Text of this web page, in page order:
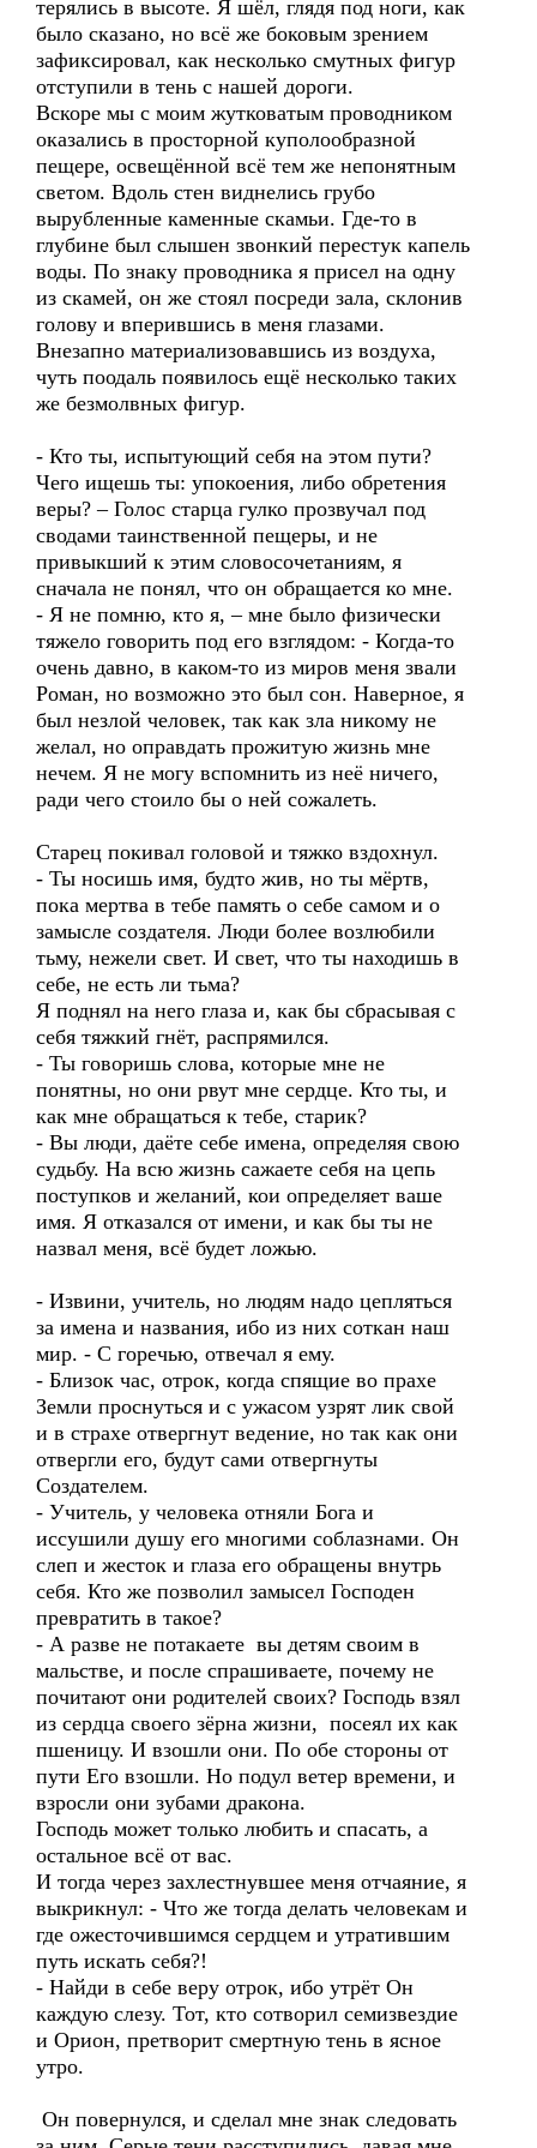
терялись в высоте. Я шёл, глядя под ноги, как
было сказано, но всё же боковым зрением
зафиксировал, как несколько смутных фигур
отступили в тень с нашей дороги.
Вскоре мы с моим жутковатым проводником
оказались в просторной куполообразной
пещере, освещённой всё тем же непонятным
светом. Вдоль стен виднелись грубо
вырубленные каменные скамьи. Где-то в
глубине был слышен звонкий перестук капель
воды. По знаку проводника я присел на одну
из скамей, он же стоял посреди зала, склонив
голову и вперившись в меня глазами.
Внезапно материализовавшись из воздуха,
чуть поодаль появилось ещё несколько таких
же безмолвных фигур.
- Кто ты, испытующий себя на этом пути?
Чего ищешь ты: упокоения, либо обретения
веры? – Голос старца гулко прозвучал под
сводами таинственной пещеры, и не
привыкший к этим словосочетаниям, я
сначала не понял, что он обращается ко мне.
- Я не помню, кто я, – мне было физически
тяжело говорить под его взглядом: - Когда-то
очень давно, в каком-то из миров меня звали
Роман, но возможно это был сон. Наверное, я
был незлой человек, так как зла никому не
желал, но оправдать прожитую жизнь мне
нечем. Я не могу вспомнить из неё ничего,
ради чего стоило бы о ней сожалеть.
Старец покивал головой и тяжко вздохнул.
- Ты носишь имя, будто жив, но ты мёртв,
пока мертва в тебе память о себе самом и о
замысле создателя. Люди более возлюбили
тьму, нежели свет. И свет, что ты находишь в
себе, не есть ли тьма?
Я поднял на него глаза и, как бы сбрасывая с
себя тяжкий гнёт, распрямился.
- Ты говоришь слова, которые мне не
понятны, но они рвут мне сердце. Кто ты, и
как мне обращаться к тебе, старик?
- Вы люди, даёте себе имена, определяя свою
судьбу. На всю жизнь сажаете себя на цепь
поступков и желаний, кои определяет ваше
имя. Я отказался от имени, и как бы ты не
назвал меня, всё будет ложью.
- Извини, учитель, но людям надо цепляться
за имена и названия, ибо из них соткан наш
мир. - С горечью, отвечал я ему.
- Близок час, отрок, когда спящие во прахе
Земли проснуться и с ужасом узрят лик свой
и в страхе отвергнут ведение, но так как они
отвергли его, будут сами отвергнуты
Создателем.
- Учитель, у человека отняли Бога и
иссушили душу его многими соблазнами. Он
слеп и жесток и глаза его обращены внутрь
себя. Кто же позволил замысел Господен
превратить в такое?
- А разве не потакаете вы детям своим в
мальстве, и после спрашиваете, почему не
почитают они родителей своих? Господь взял
из сердца своего зёрна жизни, посеял их как
пшеницу. И взошли они. По обе стороны от
пути Его взошли. Но подул ветер времени, и
взросли они зубами дракона.
Господь может только любить и спасать, а
остальное всё от вас.
И тогда через захлестнувшее меня отчаяние, я
выкрикнул: - Что же тогда делать человекам и
где ожесточившимся сердцем и утратившим
путь искать себя?!
- Найди в себе веру отрок, ибо утрёт Он
каждую слезу. Тот, кто сотворил семизвездие
и Орион, претворит смертную тень в ясное
утро.
Он повернулся, и сделал мне знак следовать